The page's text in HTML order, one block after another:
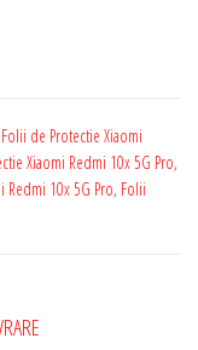
Folii de Protectie Xiaomi
Xiaomi Redmi 10x 5G Pro,
Redmi 10x 5G Pro, Folii